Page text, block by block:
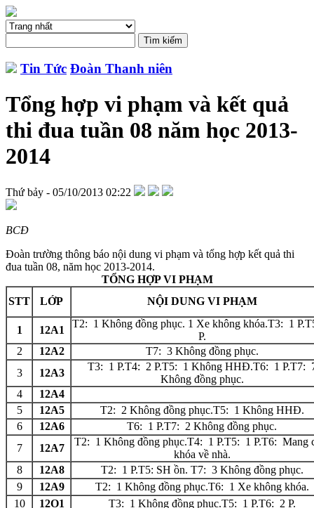
Tin Tức Đoàn Thanh niên
Tổng hợp vi phạm và kết quả
thi đua tuần 08 năm học 2013-
2014
Thứ bảy - 05/10/2013 02:22
BCĐ
Đoàn trường thông báo nội dung vi phạm và tổng hợp kết quả thi
đua tuần 08, năm học 2013-2014.
TỔNG HỢP VI PHẠM
STT
LỚP NỘI DUNG VI PHẠM
1 12A1
T2: 1 Không đồng phục. 1 Xe không khóa.T3: 1
P.
2
12A2
T7: 3 Không đồng phục.
3
12A3
T3: 1 P.T4: 2 P.T5: 1 Không HHĐ.T6: 1 P.T7:
Không đồng phục.
4
12A4
5
12A5
T2: 2 Không đồng phục.T5: 1 Không HHĐ.
6
12A6
T6: 1 P.T7: 2 Không đồng phục.
7
12A7
T2: 1 Không đồng phục.T4: 1 P.T5: 1 P.T6: Mang
khóa về nhà.
8
12A8
T2: 1 P.T5: SH ồn. T7: 3 Không đồng phục.
9
12A9
T2: 1 Không đồng phục.T6: 1 Xe không khóa.
10
12O1
T3: 1 Không đồng phục.T5: 1 P.T6: 2 P.